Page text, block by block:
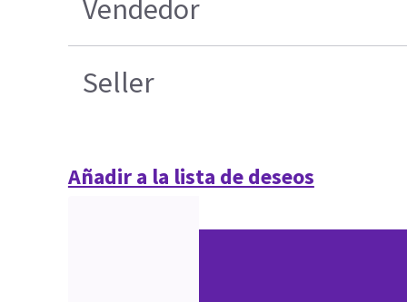
Vendedor
Seller
Añadir a la lista de deseos